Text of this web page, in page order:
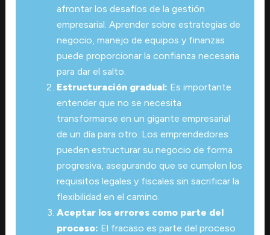
afrontar los desafíos de la gestión
empresarial. Aprender sobre estrategias de
negocio, manejo de equipos y finanzas
puede proporcionar la confianza necesaria
para dar el salto.
Estructuración gradual: Es importante
entender que no se necesita
transformarse en un gigante empresarial
de un día para otro. Los emprendedores
pueden estructurar su negocio de forma
progresiva, asegurando que se cumplen los
requisitos legales y fiscales sin sacrificar la
flexibilidad en el camino.
Aceptar los errores como parte del
proceso: El fracaso es parte del proceso